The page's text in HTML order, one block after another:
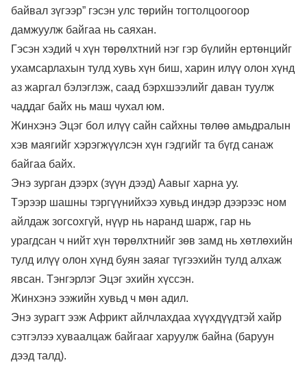
байвал зүгээр” гэсэн улс төрийн тогтолцоогоор
дамжуулж байгаа нь саяхан.
Гэсэн хэдий ч хүн төрөлхтний нэг гэр бүлийн ертөнцийг
ухамсарлахын тулд хувь хүн биш, харин илүү олон хүнд
аз жаргал бэлэглэж, саад бэрхшээлийг даван туулж
чаддаг байх нь маш чухал юм.
Жинхэнэ Эцэг бол илүү сайн сайхны төлөө амьдралын
хэв маягийг хэрэгжүүлсэн хүн гэдгийг та бүгд санаж
байгаа байх.
Энэ зурган дээрх (зүүн дээд) Аавыг харна уу.
Тэрээр шашны тэргүүнийхээ хувьд индэр дээрээс ном
айлдаж зогсохгүй, нүүр нь наранд шарж, гар нь
урагдсан ч нийт хүн төрөлхтнийг зөв замд нь хөтлөхийн
тулд илүү олон хүнд буян заяаг түгээхийн тулд алхаж
явсан. Тэнгэрлэг Эцэг эхийн хүссэн.
Жинхэнэ ээжийн хувьд ч мөн адил.
Энэ зурагт ээж Африкт айлчлахдаа хүүхдүүдтэй хайр
сэтгэлээ хуваалцаж байгааг харуулж байна (баруун
дээд талд).